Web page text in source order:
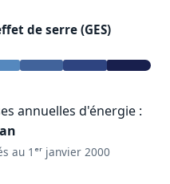
de serre (GES)
annuelles d'énergie :
au 1ᵉʳ janvier 2000